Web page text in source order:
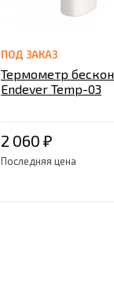
ПОД ЗАКАЗ
Термометр
Endever Temp-03
2 060 ₽
Последняя цена